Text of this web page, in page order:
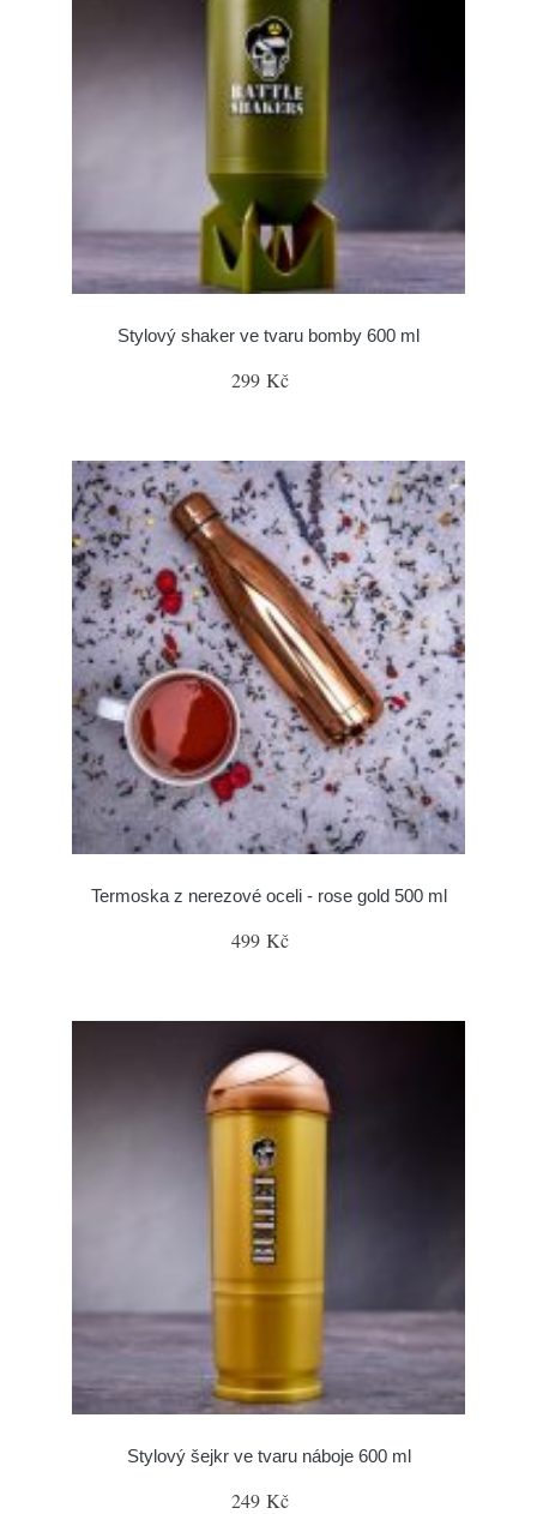
Stylový shaker ve tvaru bomby 600 ml
299 Kč
Termoska z nerezové oceli - rose gold 500 ml
499 Kč
Stylový šejkr ve tvaru náboje 600 ml
249 Kč